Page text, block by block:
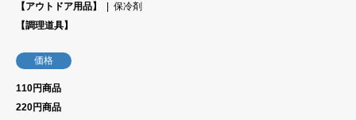
【アウトドア用品】
保冷剤
【調理道具】
価格
110円商品
220円商品